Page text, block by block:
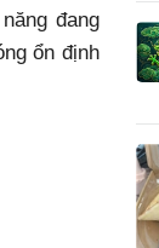
đang
ổn định